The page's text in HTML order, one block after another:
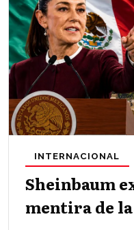
Sheinbaum
mentira de
INTERNACIONAL